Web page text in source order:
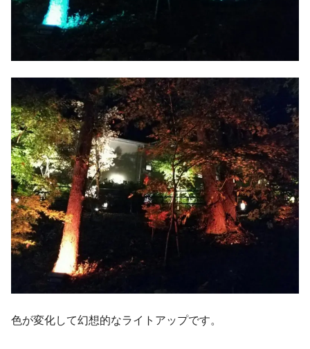
色が変化して幻想的なライトアップです。